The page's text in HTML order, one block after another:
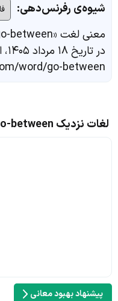
شیوه‌ی رفرنس‌دهی:
معنی لغت «go-between» در
در تاریخ
word/go-between
لغات نزدیک go-between
پیشنهاد بهبود معانی